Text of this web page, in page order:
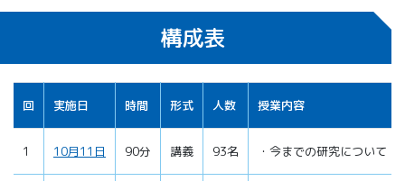
構成表
回 実施日 時間 形式 人数 授業内容
1 10月11日 90分 講義 93名 ・今までの研究について